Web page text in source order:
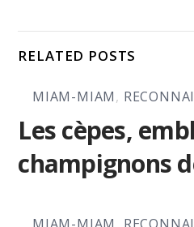
RELATED POSTS
MIAM-MIAM,
Les cèpes,
champignons